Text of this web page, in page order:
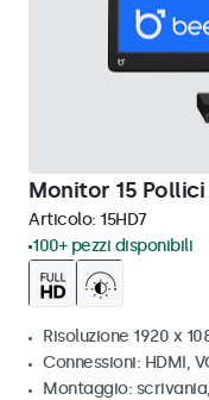
Monitor 15 Pollici
Articolo: 15HD7
100+ pezzi disponibili
Risoluzione 1920 x
Connessioni: HDMI,
Montaggio: